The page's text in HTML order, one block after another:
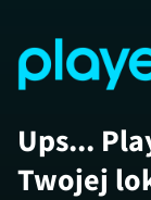
Ups...
Twojej